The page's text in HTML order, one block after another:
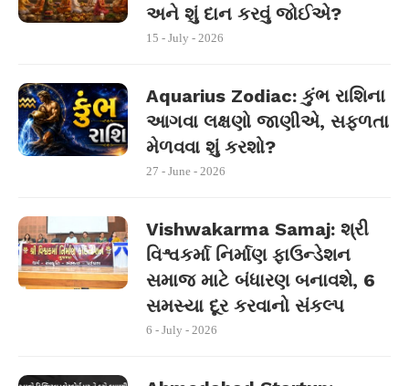
અને શું દાન કરવું જોઈએ?
15 - July - 2026
Aquarius Zodiac: કુંભ રાશિના
આગવા લક્ષણો જાણીએ, સફળતા
મેળવવા શું કરશો?
27 - June - 2026
Vishwakarma Samaj: શ્રી
વિશ્વકર્મા નિર્માણ ફાઉન્ડેશન
સમાજ માટે બંધારણ બનાવશે, 6
સમસ્યા દૂર કરવાનો સંકલ્પ
6 - July - 2026